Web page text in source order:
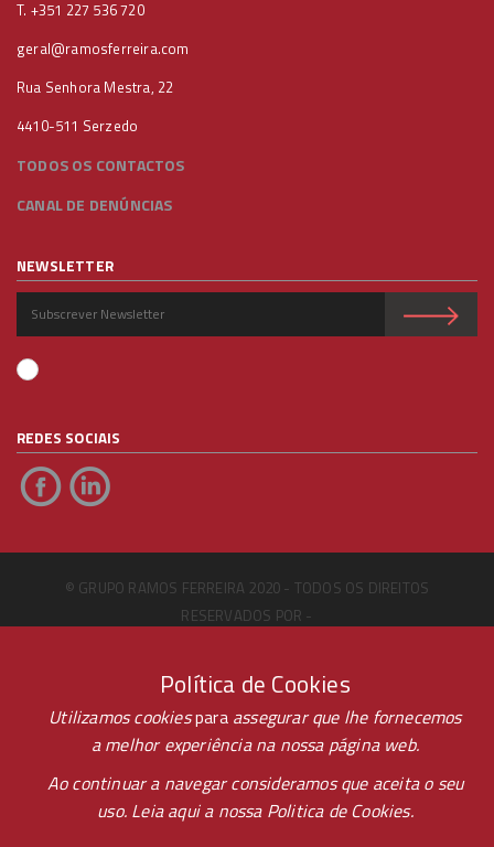
Política de Cookies
Utilizamos cookiesparaassegurar que lhe fornecemos
a melhor experiência na nossa página web.
Ao continuar a navegar consideramos que aceita o seu
uso. Leia aqui a nossa Politica de Cookies.
T. +351 227 536 720
geral@ramosferreira.com
Rua Senhora Mestra, 22
4410-511 Serzedo
TODOS OS CONTACTOS
CANAL DE DENÚNCIAS
NEWSLETTER
REDES SOCIAIS
© GRUPO RAMOS FERREIRA 2020 - TODOS OS DIREITOS
RESERVADOS POR -
ARBITRAGEM DE LITÍGIOS DE CONSUMO CICAP